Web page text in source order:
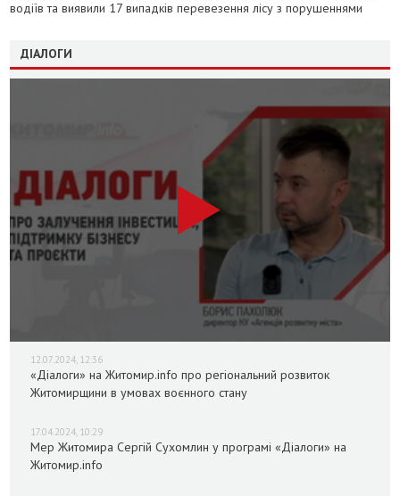
водіїв та виявили 17 випадків перевезення лісу з порушеннями
ДІАЛОГИ
12.07.2024, 12:36
«Діалоги» на Житомир.info про регіональний розвиток
Житомирщини в умовах воєнного стану
17.04.2024, 10:29
Мер Житомира Сергій Сухомлин у програмі «Діалоги» на
Житомир.info